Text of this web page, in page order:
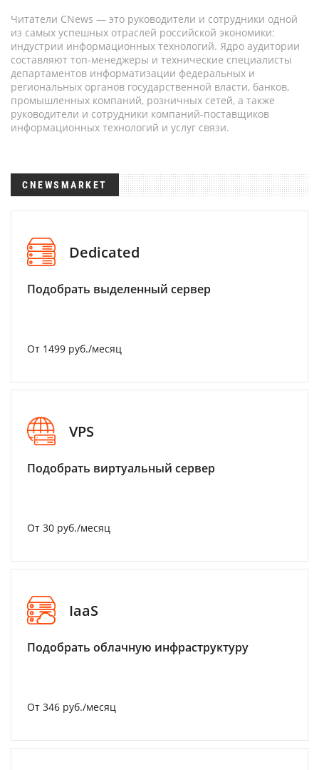
Читатели CNews — это руководители и сотрудники одной
из самых успешных отраслей российской экономики:
индустрии информационных технологий. Ядро аудитории
составляют топ-менеджеры и технические специалисты
департаментов информатизации федеральных и
региональных органов государственной власти, банков,
промышленных компаний, розничных сетей, а также
руководители и сотрудники компаний-поставщиков
информационных технологий и услуг связи.
CNEWSMARKET
Dedicated
Подобрать выделенный сервер
От 1499 руб./месяц
VPS
Подобрать виртуальный сервер
От 30 руб./месяц
IaaS
Подобрать облачную инфраструктуру
От 346 руб./месяц